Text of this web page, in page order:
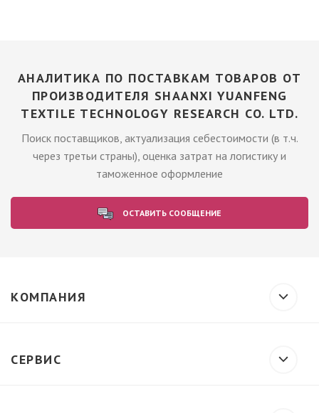
АНАЛИТИКА ПО ПОСТАВКАМ ТОВАРОВ ОТ
ПРОИЗВОДИТЕЛЯ SHAANXI YUANFENG
TEXTILE TECHNOLOGY RESEARCH CO. LTD.
Поиск поставщиков, актуализация себестоимости (в т.ч.
через третьи страны), оценка затрат на логистику и
таможенное оформление
ОСТАВИТЬ СООБЩЕНИЕ
КОМПАНИЯ
СЕРВИС